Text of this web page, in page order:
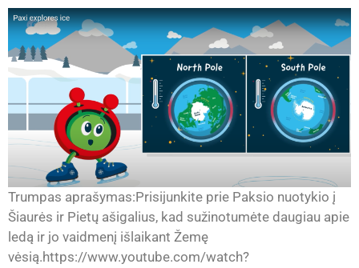
Trumpas aprašymas:Prisijunkite prie Paksio nuotykio į
Šiaurės ir Pietų ašigalius, kad sužinotumėte daugiau apie
ledą ir jo vaidmenį išlaikant Žemę
vėsią.https://www.youtube.com/watch?